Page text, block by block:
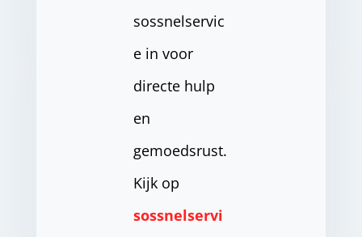
sossnelservic
e in voor
directe hulp
en
gemoedsrust.
Kijk op
sossnelservi